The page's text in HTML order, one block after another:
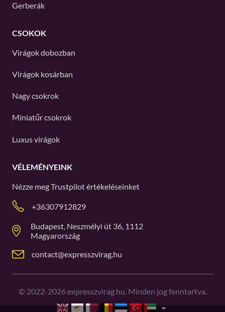
Gerberák
CSOKOK
Virágok dobozban
Virágok kosárban
Nagy csokrok
Miniatűr csokrok
Luxus virágok
VÉLEMÉNYEINK
Nézze megTrustpilotértékeléseinket
+36307912829
Budapest, Neszmélyi út 36, 1112
Magyarország
contact@expresszvirag.hu
© 2022-2026expresszvirag.hu. Minden jog fenntartva.